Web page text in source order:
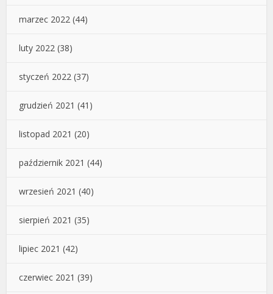
marzec 2022 (44)
luty 2022 (38)
styczeń 2022 (37)
grudzień 2021 (41)
listopad 2021 (20)
październik 2021 (44)
wrzesień 2021 (40)
sierpień 2021 (35)
lipiec 2021 (42)
czerwiec 2021 (39)